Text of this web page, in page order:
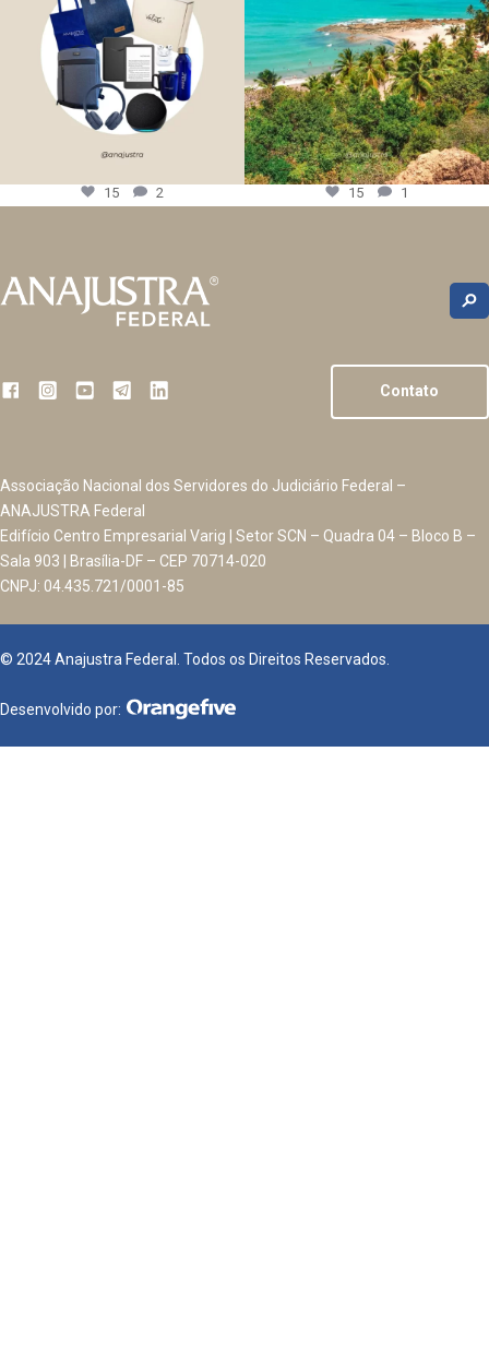
15 2 15 1
Contato
Associação Nacional dos Servidores do Judiciário Federal –
ANAJUSTRA Federal
Edifício Centro Empresarial Varig | Setor SCN – Quadra 04 – Bloco B –
Sala 903 | Brasília-DF – CEP 70714-020
CNPJ: 04.435.721/0001-85
© 2024 Anajustra Federal. Todos os Direitos Reservados.
Desenvolvido por: